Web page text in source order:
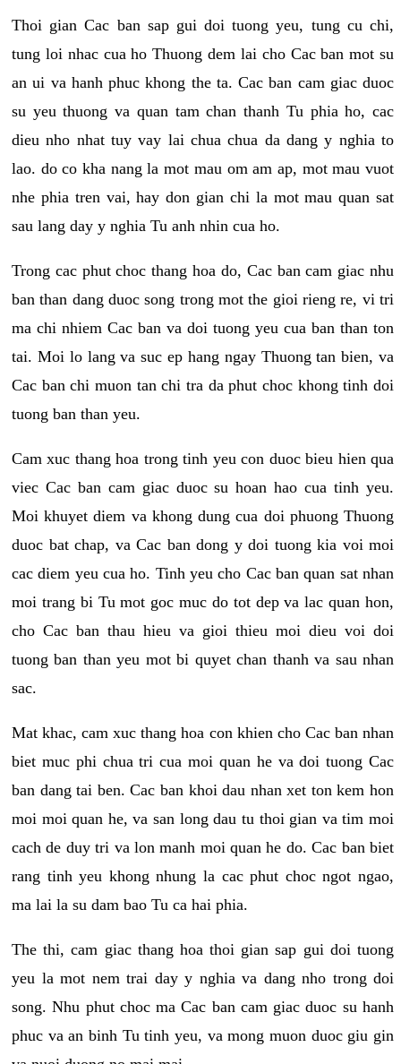
Thoi gian Cac ban sap gui doi tuong yeu, tung cu chi,
tung loi nhac cua ho Thuong dem lai cho Cac ban mot su
an ui va hanh phuc khong the ta. Cac ban cam giac duoc
su yeu thuong va quan tam chan thanh Tu phia ho, cac
dieu nho nhat tuy vay lai chua chua da dang y nghia to
lao. do co kha nang la mot mau om am ap, mot mau vuot
nhe phia tren vai, hay don gian chi la mot mau quan sat
sau lang day y nghia Tu anh nhin cua ho.
Trong cac phut choc thang hoa do, Cac ban cam giac nhu
ban than dang duoc song trong mot the gioi rieng re, vi tri
ma chi nhiem Cac ban va doi tuong yeu cua ban than ton
tai. Moi lo lang va suc ep hang ngay Thuong tan bien, va
Cac ban chi muon tan chi tra da phut choc khong tinh doi
tuong ban than yeu.
Cam xuc thang hoa trong tinh yeu con duoc bieu hien qua
viec Cac ban cam giac duoc su hoan hao cua tinh yeu.
Moi khuyet diem va khong dung cua doi phuong Thuong
duoc bat chap, va Cac ban dong y doi tuong kia voi moi
cac diem yeu cua ho. Tinh yeu cho Cac ban quan sat nhan
moi trang bi Tu mot goc muc do tot dep va lac quan hon,
cho Cac ban thau hieu va gioi thieu moi dieu voi doi
tuong ban than yeu mot bi quyet chan thanh va sau nhan
sac.
Mat khac, cam xuc thang hoa con khien cho Cac ban nhan
biet muc phi chua tri cua moi quan he va doi tuong Cac
ban dang tai ben. Cac ban khoi dau nhan xet ton kem hon
moi moi quan he, va san long dau tu thoi gian va tim moi
cach de duy tri va lon manh moi quan he do. Cac ban biet
rang tinh yeu khong nhung la cac phut choc ngot ngao,
ma lai la su dam bao Tu ca hai phia.
The thi, cam giac thang hoa thoi gian sap gui doi tuong
yeu la mot nem trai day y nghia va dang nho trong doi
song. Nhu phut choc ma Cac ban cam giac duoc su hanh
phuc va an binh Tu tinh yeu, va mong muon duoc giu gin